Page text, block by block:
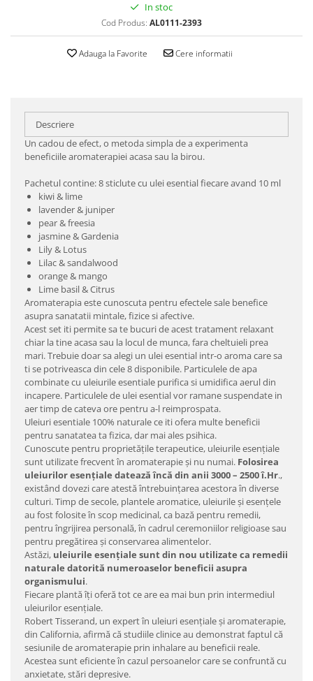
In stoc
Cod Produs: AL0111-2393
Adauga la Favorite Cere informatii
Descriere
Un cadou de efect, o metoda simpla de a experimenta
beneficiile aromaterapiei acasa sau la birou.
Pachetul contine: 8 sticlute cu ulei esential fiecare avand 10 ml
kiwi & lime
lavender & juniper
pear & freesia
jasmine & Gardenia
Lily & Lotus
Lilac & sandalwood
orange & mango
Lime basil & Citrus
Aromaterapia este cunoscuta pentru efectele sale benefice
asupra sanatatii mintale, fizice si afective.
Acest set iti permite sa te bucuri de acest tratament relaxant
chiar la tine acasa sau la locul de munca, fara cheltuieli prea
mari. Trebuie doar sa alegi un ulei esential intr-o aroma care sa
ti se potriveasca din cele 8 disponibile. Particulele de apa
combinate cu uleiurile esentiale purifica si umidifica aerul din
incapere. Particulele de ulei esential vor ramane suspendate in
aer timp de cateva ore pentru a-l reimprospata.
Uleiuri esentiale 100% naturale ce iti ofera multe beneficii
pentru sanatatea ta fizica, dar mai ales psihica.
Cunoscute pentru proprietățile terapeutice, uleiurile esențiale
sunt utilizate frecvent în aromaterapie și nu numai. Folosirea
uleiurilor esențiale datează încă din anii 3000 – 2500 î.Hr.,
existând dovezi care atestă întrebuințarea acestora în diverse
culturi. Timp de secole, plantele aromatice, uleiurile și esențele
au fost folosite în scop medicinal, ca bază pentru remedii,
pentru îngrijirea personală, în cadrul ceremoniilor religioase sau
pentru pregătirea și conservarea alimentelor.
Astăzi, uleiurile esențiale sunt din nou utilizate ca remedii
naturale datorită numeroaselor beneficii asupra
organismului.
Fiecare plantă îți oferă tot ce are ea mai bun prin intermediul
uleiurilor esențiale.
Robert Tisserand, un expert în uleiuri esențiale și aromaterapie,
din California, afirmă că studiile clinice au demonstrat faptul că
sesiunile de aromaterapie prin inhalare au beneficii reale.
Acestea sunt eficiente în cazul persoanelor care se confruntă cu
anxietate, stări depresive.